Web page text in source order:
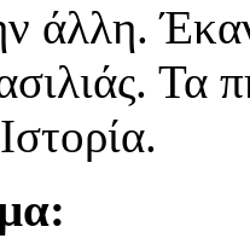
άλλη.
Τα